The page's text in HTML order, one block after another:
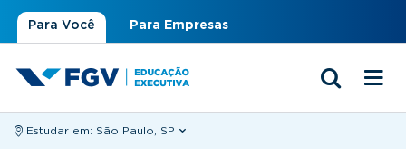
Para Você Para Empresas
Estudar em: São Paulo, SP